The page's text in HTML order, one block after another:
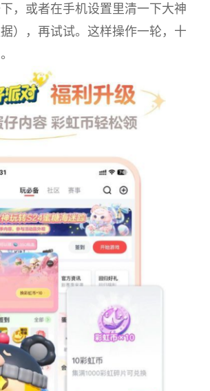
，或者在手机设置里清一下大神
），再试试。这样操作一轮，十